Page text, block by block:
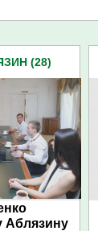
(28)
Аблязину